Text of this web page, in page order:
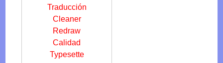
Traducción
Cleaner
Redraw
Calidad
Typesette